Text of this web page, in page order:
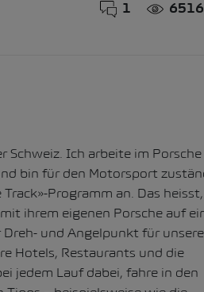
1 6516
Schweiz. Ich arbeite im Porsche
bin für den Motorsport
Programm an. Das heisst,
ihrem eigenen Porsche auf
und Angelpunkt für unsere
Hotels, Restaurants und die
jedem Lauf dabei, fahre in den